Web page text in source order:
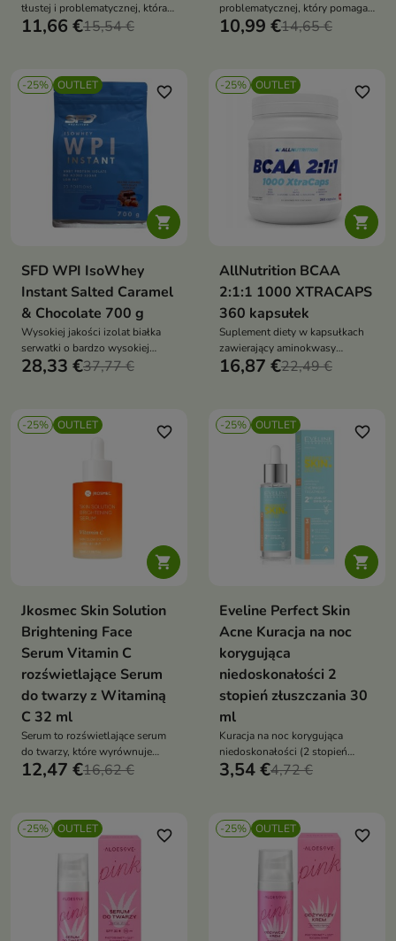
tłustej i problematycznej, która
pomaga regulować sebum,
11,66 €15,54 €
problematycznej, który pomaga
regulować sebum, wspiera
10,99 €14,65 €
-25% OUTLET

favorite_border
SFD WPI IsoWhey
Instant Salted Caramel
& Chocolate 700 g
Wysokiej jakości izolat białka
serwatki o bardzo wysokiej
zawartości białka, który wspiera
28,33 €37,77 €
-25% OUTLET

favorite_border
AllNutrition BCAA
2:1:1 1000 XTRACAPS
360 kapsułek
Suplement diety w kapsułkach
zawierający aminokwasy
rozgałęzione (L-leucynę, L-
16,87 €22,49 €
-25% OUTLET

favorite_border
Jkosmec Skin Solution
Brightening Face
Serum Vitamin C
rozświetlające Serum
do twarzy z Witaminą
C 32 ml
Serum to rozświetlające serum
do twarzy, które wyrównuje
koloryt skóry, redukuje
12,47 €16,62 €
-25% OUTLET

favorite_border
Eveline Perfect Skin
Acne Kuracja na noc
korygująca
niedoskonałości 2
stopień złuszczania 30
ml
Kuracja na noc korygująca
niedoskonałości (2 stopień
złuszczania) to intensywna
PHA pomaga złuszczać martwy
naskórek, redukować
niedoskonałości i wyrównywać
3,54 €4,72 €
-25% OUTLET favorite_border -25% OUTLET favorite_border